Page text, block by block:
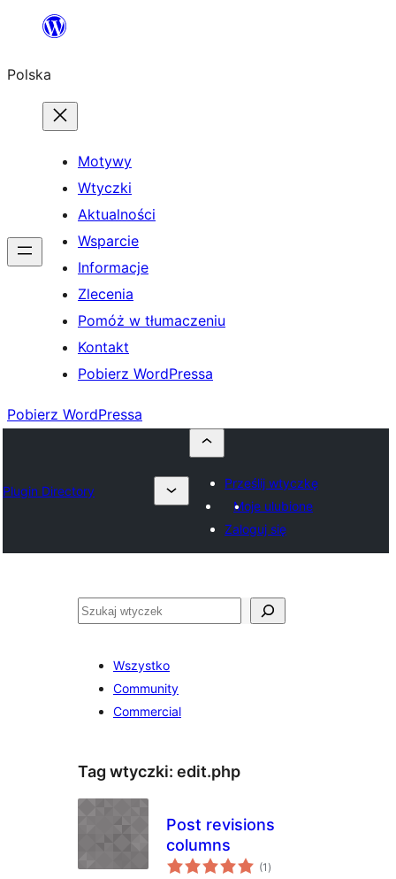
Przejdź
treści
Polska
Motywy
Wtyczki
Aktualności
Wsparcie
Informacje
Zlecenia
Pomóż w tłumaczeniu
Kontakt
Pobierz WordPressa
Pobierz WordPressa
Plugin Directory
Prześlij wtyczkę
Moje ulubione
Zaloguj się
Szukaj
Wszystko
Community
Commercial
Tag wtyczki: edit.php
Post revisions
columns
(1 wszystkich
ocen
)